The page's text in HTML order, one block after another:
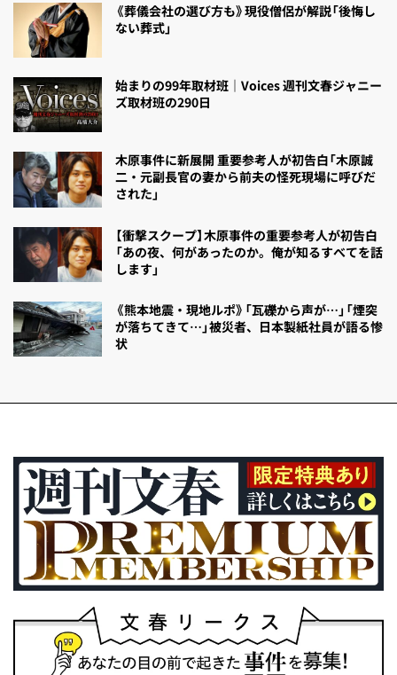
《葬儀会社の選び方も》現役僧侶が解説「後悔し
ない葬式」
始まりの99年取材班｜Voices 週刊文春ジャニー
ズ取材班の290日
木原事件に新展開 重要参考人が初告白「木原誠
二・元副長官の妻から前夫の怪死現場に呼びだ
された」
【衝撃スクープ】木原事件の重要参考人が初告白
「あの夜、何があったのか。俺が知るすべてを話
します」
《熊本地震・現地ルポ》「瓦礫から声が…」「煙突
が落ちてきて…」被災者、日本製紙社員が語る惨
状